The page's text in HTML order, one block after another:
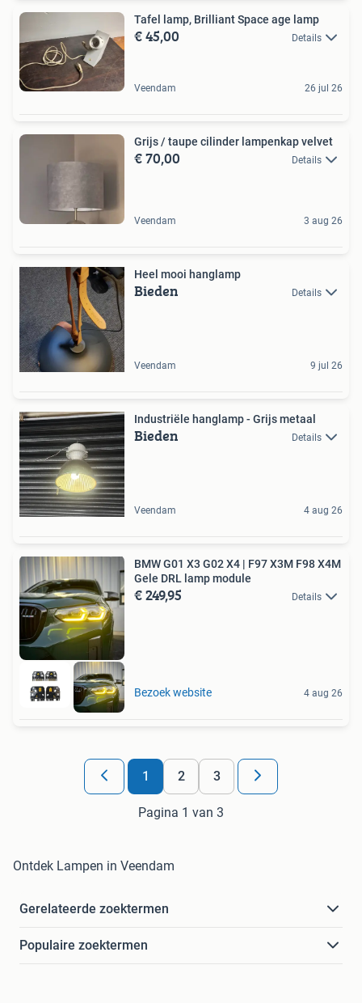
Tafel lamp, Brilliant Space age lamp
€ 45,00 Details
Veendam 26 jul 26
Grijs / taupe cilinder lampenkap velvet
€ 70,00 Details
Veendam 3 aug 26
Heel mooi hanglamp
Bieden Details
Veendam 9 jul 26
Industriële hanglamp - Grijs metaal
Bieden Details
Veendam 4 aug 26
BMW G01 X3 G02 X4 | F97 X3M F98 X4M
Gele DRL lamp module
€ 249,95 Details
Bezoek website 4 aug 26
1 2 3
Pagina 1 van 3
Ontdek Lampen in Veendam
Gerelateerde zoektermen
Populaire zoektermen